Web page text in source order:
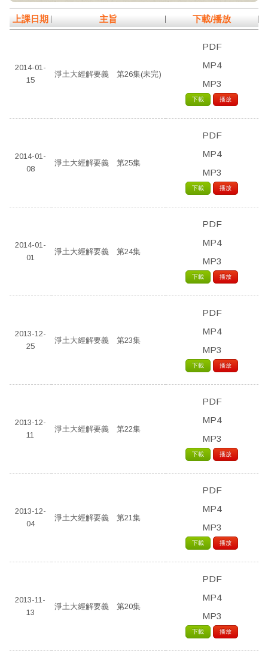
上課日期 主旨 下載/播放
2014-01-
15
淨土大經解要義 第26集(未完)
PDF
MP4
MP3
下載 播放
2014-01-
08
淨土大經解要義 第25集
PDF
MP4
MP3
下載 播放
2014-01-
01
淨土大經解要義 第24集
PDF
MP4
MP3
下載 播放
2013-12-
25
淨土大經解要義 第23集
PDF
MP4
MP3
下載 播放
2013-12-
11
淨土大經解要義 第22集
PDF
MP4
MP3
下載 播放
2013-12-
04
淨土大經解要義 第21集
PDF
MP4
MP3
下載 播放
2013-11-
13
淨土大經解要義 第20集
PDF
MP4
MP3
下載 播放